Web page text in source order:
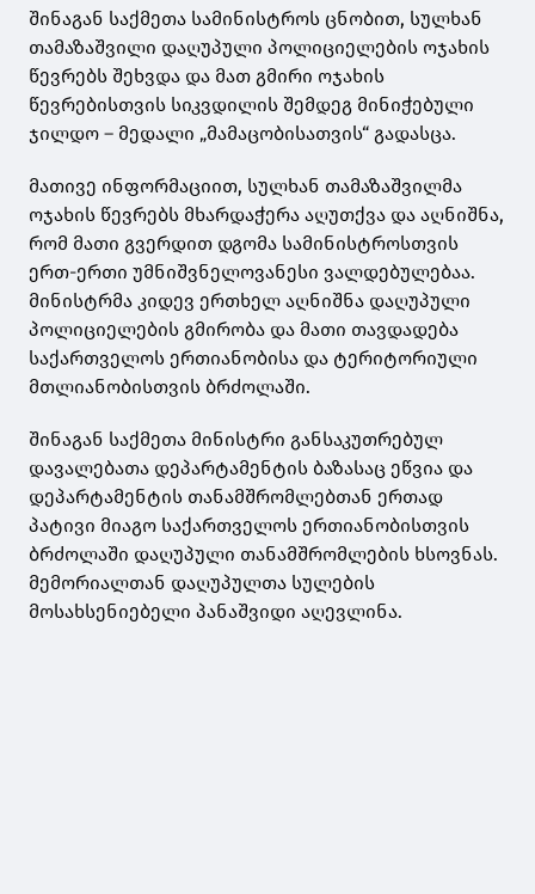
შინაგან საქმეთა სამინისტროს ცნობით, სულხან
თამაზაშვილი დაღუპული პოლიციელების ოჯახის
წევრებს შეხვდა და მათ გმირი ოჯახის
წევრებისთვის სიკვდილის შემდეგ მინიჭებული
ჯილდო – მედალი „მამაცობისათვის“ გადასცა.
მათივე ინფორმაციით, სულხან თამაზაშვილმა
ოჯახის წევრებს მხარდაჭერა აღუთქვა და აღნიშნა,
რომ მათი გვერდით დგომა სამინისტროსთვის
ერთ-ერთი უმნიშვნელოვანესი ვალდებულებაა.
მინისტრმა კიდევ ერთხელ აღნიშნა დაღუპული
პოლიციელების გმირობა და მათი თავდადება
საქართველოს ერთიანობისა და ტერიტორიული
მთლიანობისთვის ბრძოლაში.
შინაგან საქმეთა მინისტრი განსაკუთრებულ
დავალებათა დეპარტამენტის ბაზასაც ეწვია და
დეპარტამენტის თანამშრომლებთან ერთად
პატივი მიაგო საქართველოს ერთიანობისთვის
ბრძოლაში დაღუპული თანამშრომლების ხსოვნას.
მემორიალთან დაღუპულთა სულების
მოსახსენიებელი პანაშვიდი აღევლინა.